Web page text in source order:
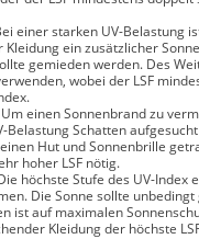
einer starken UV-Belastung
ein zusätzlicher
gemieden werden. Des
wobei der LSF
Um einen Sonnenbrand zu
Belastung Schatten
Hut und Sonnenbrille
hoher LSF nötig.
höchste Stufe des UV-Index
Die Sonne sollte
ist auf maximalen
Kleidung der höchste